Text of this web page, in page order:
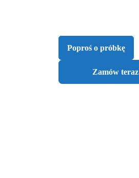
Zamów teraz
Poproś o próbkę